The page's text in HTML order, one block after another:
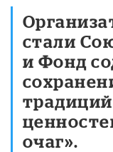
стали
и Фонд
очаг».